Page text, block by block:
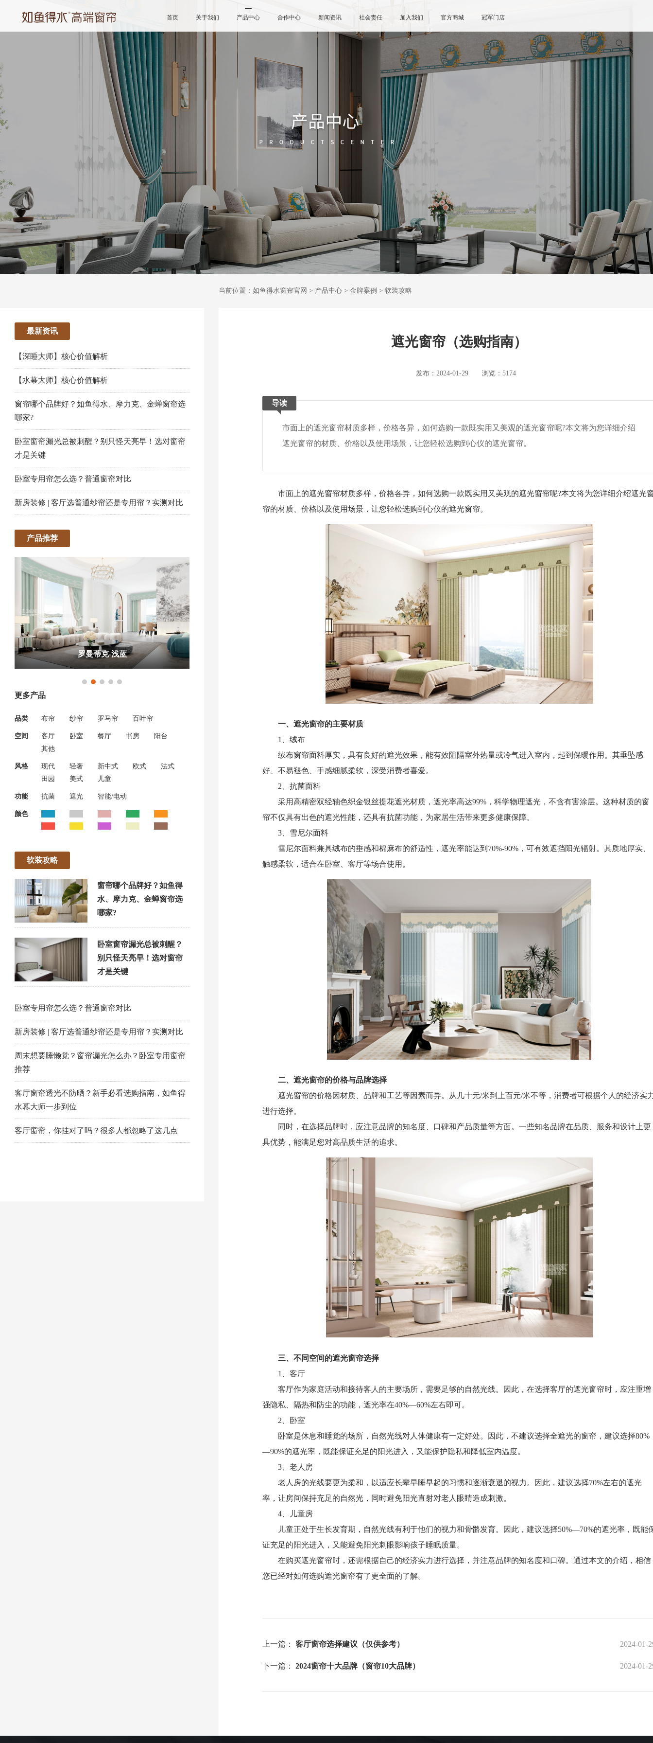
首页 关于我们 产品中心 合作中心 新闻资讯 社会责任 加入我们 官方商城 冠军门店
最新资讯
【深睡大师】核心价值解析
【水幕大师】核心价值解析
窗帘哪个品牌好？如鱼得水、摩力克、金蝉窗帘选
哪家?
卧室窗帘漏光总被刺醒？别只怪天亮早！选对窗帘
才是关键
卧室专用帘怎么选？普通窗帘对比
新房装修 | 客厅选普通纱帘还是专用帘？实测对比
产品推荐
罗曼蒂克-浅蓝
更多产品
品类 布帘 纱帘 罗马帘 百叶帘
空间 客厅 卧室 餐厅 书房
阳台
其他
风格 现代 轻奢 新中式 欧式
法式
田园
美式 儿童
功能 抗菌 遮光 智能/电动
颜色
软装攻略
窗帘哪个品牌好？如鱼得
水、摩力克、金蝉窗帘选
哪家?
卧室窗帘漏光总被刺醒？
别只怪天亮早！选对窗帘
才是关键
卧室专用帘怎么选？普通窗帘对比
新房装修 | 客厅选普通纱帘还是专用帘？实测对比
周末想要睡懒觉？窗帘漏光怎么办？卧室专用窗帘
推荐
客厅窗帘透光不防晒？新手必看选购指南，如鱼得
水幕大师一步到位
客厅窗帘，你挂对了吗？很多人都忽略了这几点
当前位置： 如鱼得水窗帘官网 > 产品中心 > 金牌案例 > 软装攻略
遮光窗帘（选购指南）
发布：2024-01-29 浏览：5174
导读
市面上的遮光窗帘材质多样，价格各异，如何选购一款既实用又美观的遮光窗帘呢?本文将为您详细介绍
遮光窗帘的材质、价格以及使用场景，让您轻松选购到心仪的遮光窗帘。
市面上的遮光窗帘材质多样，价格各异，如何选购一款既实用又美观的遮光窗帘呢?本文将为您详细介绍遮光
帘的材质、价格以及使用场景，让您轻松选购到心仪的遮光窗帘。
一、遮光窗帘的主要材质
1、绒布
绒布窗帘面料厚实，具有良好的遮光效果，能有效阻隔室外热量或冷气进入室内，起到保暖作用。其垂坠感
好、不易褪色、手感细腻柔软，深受消费者喜爱。
2、抗菌面料
采用高精密双经轴色织金银丝提花遮光材质，遮光率高达99%，科学物理遮光，不含有害涂层。这种材质的窗
帘不仅具有出色的遮光性能，还具有抗菌功能，为家居生活带来更多健康保障。
3、雪尼尔面料
雪尼尔面料兼具绒布的垂感和棉麻布的舒适性，遮光率能达到70%-90%，可有效遮挡阳光辐射。其质地厚实、
触感柔软，适合在卧室、客厅等场合使用。
二、遮光窗帘的价格与品牌选择
遮光窗帘的价格因材质、品牌和工艺等因素而异。从几十元/米到上百元/米不等，消费者可根据个人的经济实
进行选择。
同时，在选择品牌时，应注意品牌的知名度、口碑和产品质量等方面。一些知名品牌在品质、服务和设计上更
具优势，能满足您对高品质生活的追求。
三、不同空间的遮光窗帘选择
1、客厅
客厅作为家庭活动和接待客人的主要场所，需要足够的自然光线。因此，在选择客厅的遮光窗帘时，应注重增
强隐私、隔热和防尘的功能，遮光率在40%—60%左右即可。
2、卧室
卧室是休息和睡觉的场所，自然光线对人体健康有一定好处。因此，不建议选择全遮光的窗帘，建议选择80%
—90%的遮光率，既能保证充足的阳光进入，又能保护隐私和降低室内温度。
3、老人房
老人房的光线要更为柔和，以适应长辈早睡早起的习惯和逐渐衰退的视力。因此，建议选择70%左右的遮光
率，让房间保持充足的自然光，同时避免阳光直射对老人眼睛造成刺激。
4、儿童房
儿童正处于生长发育期，自然光线有利于他们的视力和骨骼发育。因此，建议选择50%—70%的遮光率，既能
证充足的阳光进入，又能避免阳光刺眼影响孩子睡眠质量。
在购买遮光窗帘时，还需根据自己的经济实力进行选择，并注意品牌的知名度和口碑。通过本文的介绍，相信
您已经对如何选购遮光窗帘有了更全面的了解。
上一篇： 客厅窗帘选择建议（仅供参考） 2024-01-
下一篇： 2024窗帘十大品牌（窗帘10大品牌） 2024-01-